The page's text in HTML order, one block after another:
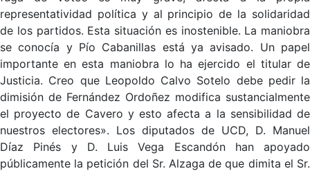
representatividad política y al principio de la solidaridad
de los partidos. Esta situación es inostenible. La maniobra
se conocía y Pío Cabanillas está ya avisado. Un papel
importante en esta maniobra lo ha ejercido el titular de
Justicia. Creo que Leopoldo Calvo Sotelo debe pedir la
dimisión de Fernández Ordoñez modifica sustancialmente
el proyecto de Cavero y esto afecta a la sensibilidad de
nuestros electores». Los diputados de UCD, D. Manuel
Díaz Pinés y D. Luis Vega Escandón han apoyado
públicamente la petición del Sr. Alzaga de que dimita el Sr.